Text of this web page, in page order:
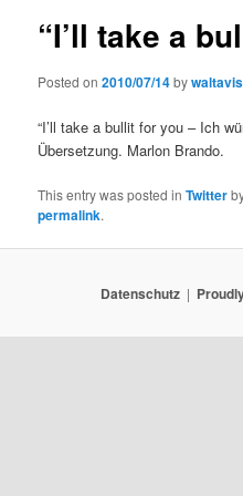
“I’ll take a
Posted on2010/07/14by
“I’ll take a bullit for you – Ich
Übersetzung. Marlon Brando.
This entry was posted inTwitter
permalink.
Datenschutz